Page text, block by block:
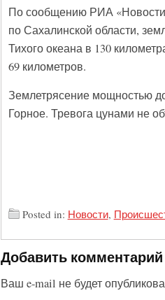
По сообщению РИА
по Сахалинской области,
Тихого океана в 130
69 километров.
Землетрясение мощностью
Горное. Тревога цунами не
Posted in: Новости,
Добавить комментарий
Ваш e-mail не будет